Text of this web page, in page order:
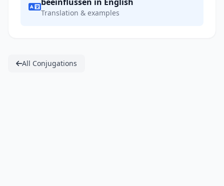
Translation & examples
All Conjugations